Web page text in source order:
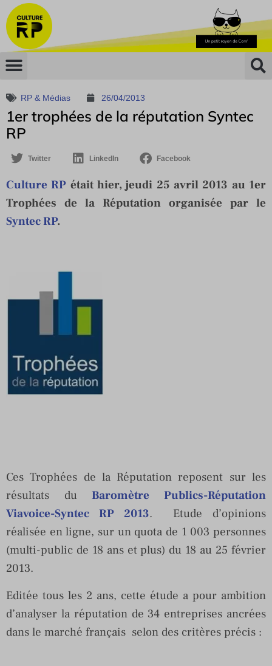
RP & Médias 26/04/2013
1er trophées de la réputation Syntec
RP
Twitter LinkedIn Facebook
Culture RP était hier, jeudi 25 avril 2013 au 1er
Trophées de la Réputation organisée par le
Syntec RP.
Ces Trophées de la Réputation reposent sur les
résultats duBaromètre Publics-Réputation
Viavoice-Syntec RP 2013. Etude d’opinions
réalisée en ligne, sur un quota de 1 003 personnes
(multi-public de 18 ans et plus) du 18 au 25 février
2013.
Editée tous les 2 ans, cette étude a pour ambition
d’analyser la réputation de 34 entreprises ancrées
dans le marché français selon des critères précis :